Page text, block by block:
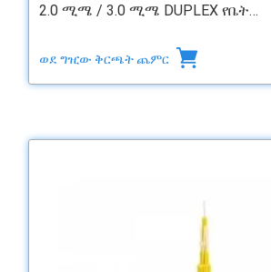
2.0 ሚሜ / 3.0 ሚሜ DUPLEX የቤት…
ወደ ግዢው ቅርጫት ጨምር